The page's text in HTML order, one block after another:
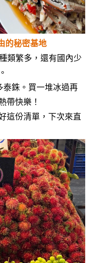
的秘密基地
類繁多，還有國內少
泰銖。買一堆冰過再
帶快樂！
這份清單，下次來直